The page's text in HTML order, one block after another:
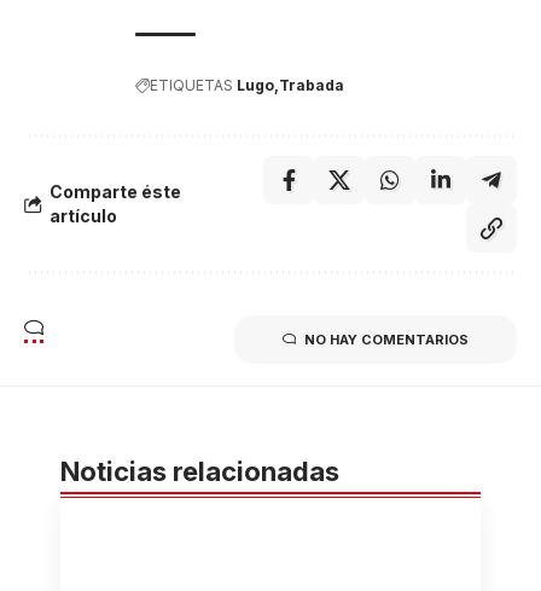
ETIQUETAS Lugo Trabada
Comparte éste
artículo
NO HAY COMENTARIOS
Noticias relacionadas